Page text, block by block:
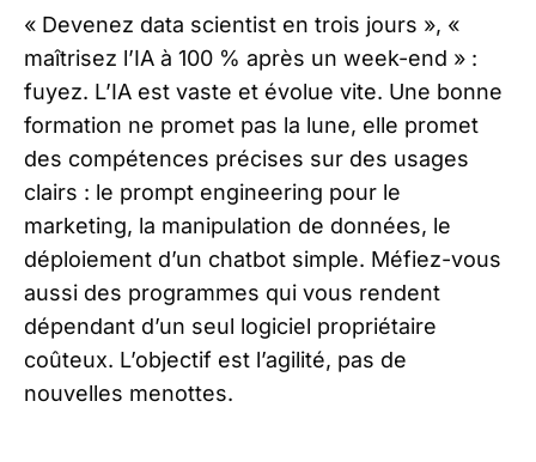
« Devenez data scientist en trois jours », «
maîtrisez l’IA à 100 % après un week-end » :
fuyez. L’IA est vaste et évolue vite. Une bonne
formation ne promet pas la lune, elle promet
des compétences précises sur des usages
clairs : le prompt engineering pour le
marketing, la manipulation de données, le
déploiement d’un chatbot simple. Méfiez-vous
aussi des programmes qui vous rendent
dépendant d’un seul logiciel propriétaire
coûteux. L’objectif est l’agilité, pas de
nouvelles menottes.